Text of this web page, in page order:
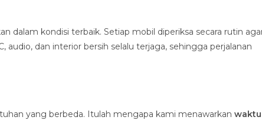
dalam kondisi terbaik. Setiap mobil diperiksa secara rutin
dan interior bersih selalu terjaga, sehingga perjalanan
yang berbeda. Itulah mengapa kami menawarkan waktu